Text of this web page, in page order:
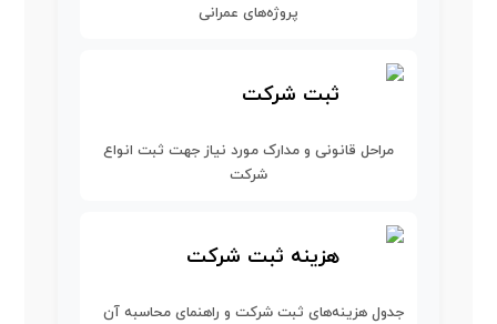
پروژه‌های عمرانی
ثبت شرکت
مراحل قانونی و مدارک مورد نیاز جهت ثبت انواع
شرکت
هزینه ثبت شرکت
جدول هزینه‌های ثبت شرکت و راهنمای محاسبه آن